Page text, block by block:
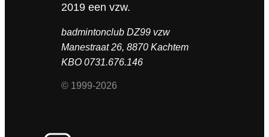
2019 een vzw.
badmintonclub DZ99 vzw
Manestraat 26, 8870 Kachtem
KBO 0731.676.146
© 1999-2026